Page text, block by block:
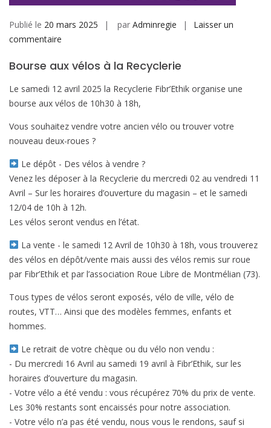
Publié le 20 mars 2025 par Adminregie
Laisser un
commentaire
aux
Bourse aux vélos à la Recyclerie
Le samedi 12 avril 2025 la Recyclerie Fibr’Ethik organise une
bourse aux vélos de 10h30 à 18h,
Vous souhaitez vendre votre ancien vélo ou trouver votre
nouveau deux-roues ?
Le dépôt - Des vélos à vendre ?
Venez les déposer à la Recyclerie du mercredi 02 au vendredi 11
Avril – Sur les horaires d’ouverture du magasin – et le samedi
12/04 de 10h à 12h.
Les vélos seront vendus en l’état.
La vente - le samedi 12 Avril de 10h30 à 18h, vous trouverez
des vélos en dépôt/vente mais aussi des vélos remis sur roue
par Fibr’Ethik et par l’association Roue Libre de Montmélian (73).
Tous types de vélos seront exposés, vélo de ville, vélo de
routes, VTT… Ainsi que des modèles femmes, enfants et
hommes.
Le retrait de votre chèque ou du vélo non vendu :
- Du mercredi 16 Avril au samedi 19 avril à Fibr’Ethik, sur les
horaires d’ouverture du magasin.
- Votre vélo a été vendu : vous récupérez 70% du prix de vente.
Les 30% restants sont encaissés pour notre association.
- Votre vélo n’a pas été vendu, nous vous le rendons, sauf si